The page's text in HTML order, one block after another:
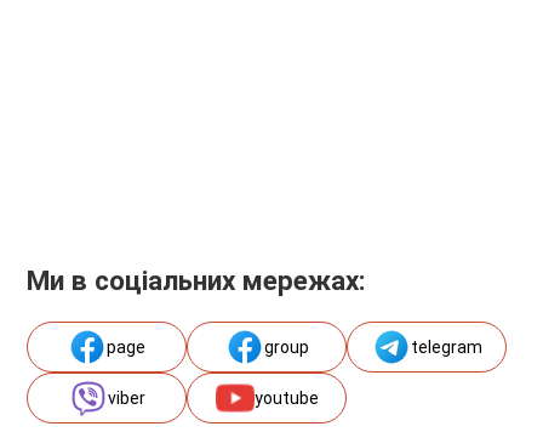
Ми в соціальних мережах:
page group telegram
viber youtube